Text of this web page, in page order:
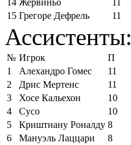
15 Грегоре Дефрель 11
Ассистенты:
№ Игрок
П
1
Алехандро Гомес
11
2
Дрис Мертенс
11
3
Хосе Кальехон
10
4
Сусо
10
5
Криштиану Роналду 8
6
Мануэль Лаццари
8